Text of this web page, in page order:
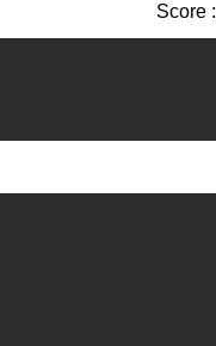
Score :